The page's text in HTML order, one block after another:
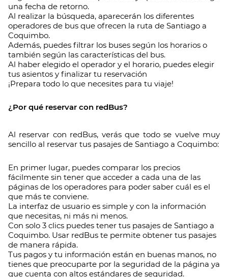
una fecha de retorno.
Al realizar la búsqueda, aparecerán los diferentes
operadores de bus que ofrecen la ruta de Santiago a
Coquimbo.
Además, puedes filtrar los buses según los horarios o
también según las características del bus.
Al haber elegido el operador y el horario, puedes elegir
tus asientos y finalizar tu reservación
¡Prepara todo lo que necesites para tu viaje!
¿Por qué reservar con redBus?
Al reservar con redBus, verás que todo se vuelve muy
sencillo al reservar tus pasajes de Santiago a Coquimbo:
En primer lugar, puedes comparar los precios
fácilmente sin tener que acceder a cada una de las
páginas de los operadores para poder saber cuál es el
que más te conviene.
La interfaz de usuario es simple y con la información
que necesitas, ni más ni menos.
Con solo 3 clics puedes tener tus pasajes de Santiago a
Coquimbo. Usar redBus te permite obtener tus pasajes
de manera rápida.
Tus pagos y tu información están en buenas manos, no
tienes que preocuparte por la seguridad de la página ya
que cuenta con altos estándares de seguridad.